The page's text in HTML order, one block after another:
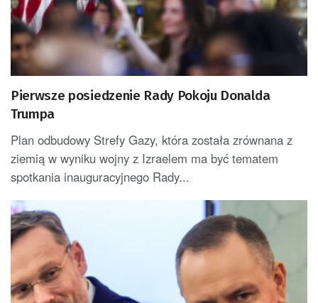
Pierwsze posiedzenie Rady Pokoju Donalda
Trumpa
Plan odbudowy Strefy Gazy, która została zrównana z
ziemią w wyniku wojny z Izraelem ma być tematem
spotkania inauguracyjnego Rady...